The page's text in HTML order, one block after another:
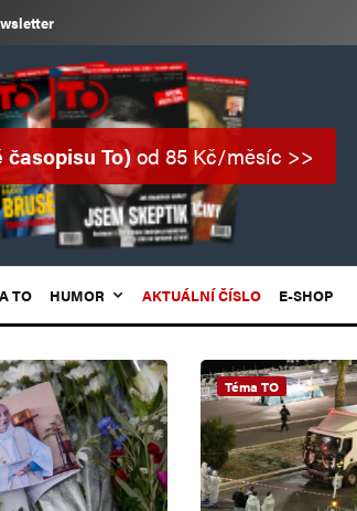
To)od 85 Kč/měsíc >>
TO HUMOR AKTUÁLNÍ ČÍSLO E-SHOP
Téma TO